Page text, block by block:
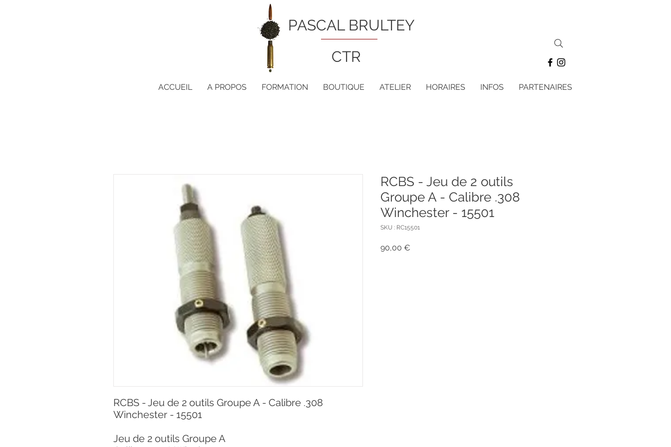
PASCAL BRULTEY
CTR
ACCUEIL A PROPOS FORMATION BOUTIQUE ATELIER HORAIRES INFOS PARTENAIRES
RCBS - Jeu de 2 outils Groupe A - Calibre .308
Winchester - 15501
Jeu de 2 outils Groupe A
RCBS - Jeu de 2 outils
Groupe A - Calibre .308
Winchester - 15501
SKU : RC15501
90,00 €